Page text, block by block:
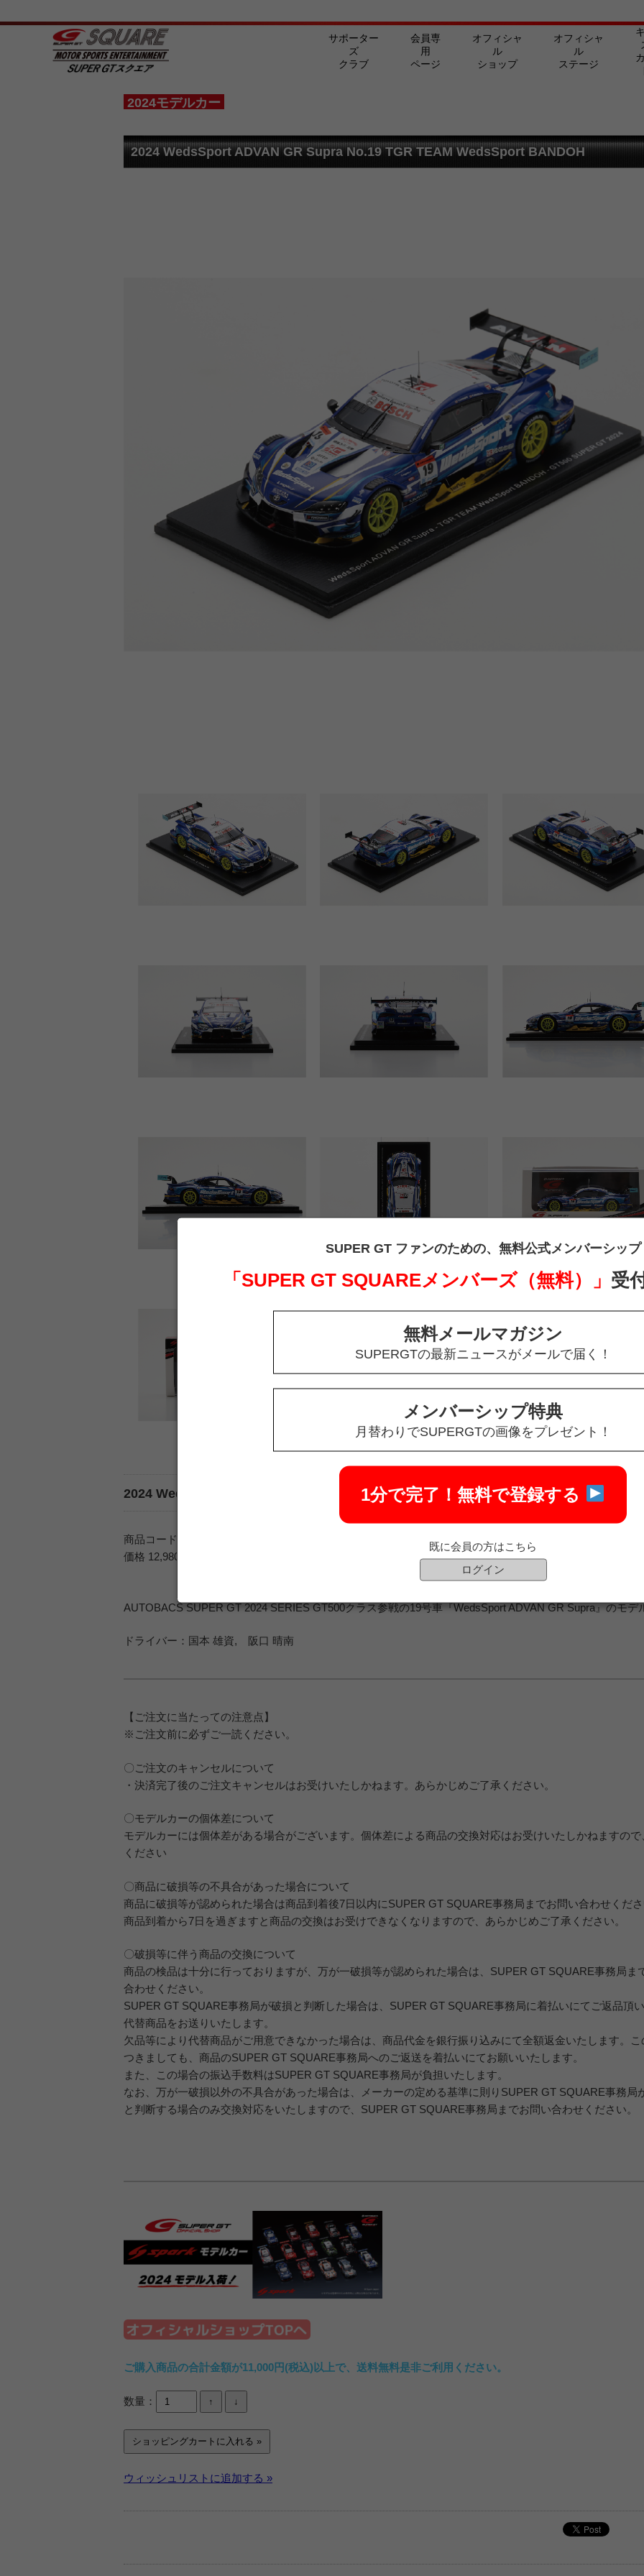
サポーター
ズ
クラブ
会員専
用
ページ
オフィシャ
ル
ショップ
オフィシャ
ル
ステージ
2024モデルカー
2024 WedsSport ADVAN GR Supra No.19 TGR TEAM WedsSport BANDOH
2024 WedsSport ADVAN GR Supra No.19 TGR TEAM WedsSport BANDOH
商品コード SGT156
価格 12,980 円（税込）
AUTOBACS SUPER GT 2024 SERIES GT500クラス参戦の19号車『WedsSport ADVAN GR Supra』のモデ
ドライバー：国本 雄資, 阪口 晴南
【ご注文に当たっての注意点】
※ご注文前に必ずご一読ください。
〇ご注文のキャンセルについて
・決済完了後のご注文キャンセルはお受けいたしかねます。あらかじめご了承ください。
〇モデルカーの個体差について
モデルカーには個体差がある場合がございます。個体差による商品の交換対応はお受けいたしかねますので
ください
〇商品に破損等の不具合があった場合について
商品に破損等が認められた場合は商品到着後7日以内にSUPER GT SQUARE事務局までお問い合わせくださ
商品到着から7日を過ぎますと商品の交換はお受けできなくなりますので、あらかじめご了承ください。
〇破損等に伴う商品の交換について
商品の検品は十分に行っておりますが、万が一破損等が認められた場合は、SUPER GT SQUARE事務局ま
合わせください。
SUPER GT SQUARE事務局が破損と判断した場合は、SUPER GT SQUARE事務局に着払いにてご返品頂い
代替商品をお送りいたします。
欠品等により代替商品がご用意できなかった場合は、商品代金を銀行振り込みにて全額返金いたします。こ
つきましても、商品のSUPER GT SQUARE事務局へのご返送を着払いにてお願いいたします。
また、この場合の振込手数料はSUPER GT SQUARE事務局が負担いたします。
なお、万が一破損以外の不具合があった場合は、メーカーの定める基準に則りSUPER GT SQUARE事務局
と判断する場合のみ交換対応をいたしますので、SUPER GT SQUARE事務局までお問い合わせください。
ご購入商品の合計金額が11,000円(税込)以上で、送料無料是非ご利用ください。
数量：
ウィッシュリストに追加する »
SUPER GT ファンのための、 無料公式メンバーシップ
「SUPER GT SQUAREメンバーズ（無料）」 受
無料メールマガジン
SUPERGTの最新ニュースがメールで届く！
メンバーシップ特典
月替わりでSUPERGTの画像をプレゼント！
1分で完了！無料で登録する
既に会員の方はこちら
ログイン